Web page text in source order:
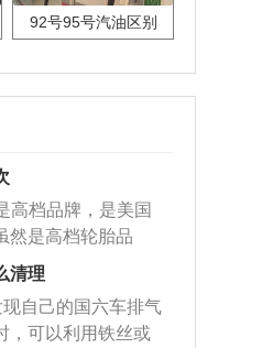
92号95号汽油区别
高档品牌，是美国
然是高档轮胎品
胎都有生产，这
市场。
清理
自己的国六车排气
，可以利用铁丝或